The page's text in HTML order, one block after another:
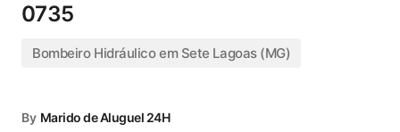
0735
Bombeiro Hidráulico em Sete Lagoas (MG)
By Marido de Aluguel 24H